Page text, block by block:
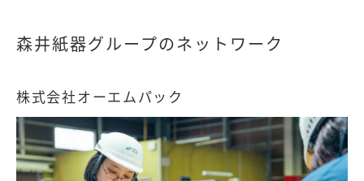
森井紙器グループのネットワーク
株式会社オーエムパック